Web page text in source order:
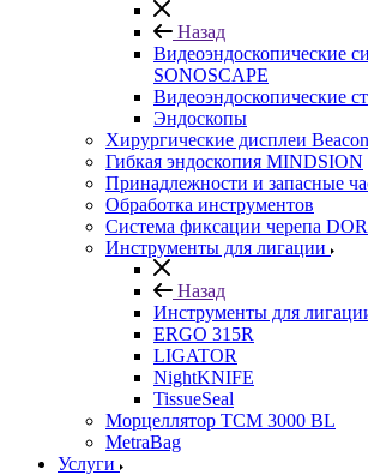
Назад
Видеоэндоскопические
SONOSCAPE
Видеоэндоскопические
Эндоскопы
Хирургические дисплеи Beacon
Гибкая эндоскопия MINDSION
Принадлежности и запасные
Обработка инструментов
Система фиксации черепа
Инструменты для лигации
Назад
Инструменты для
ERGO 315R
LIGATOR
NightKNIFE
TissueSeal
Морцеллятор ТСМ 3000 BL
MetraBag
Услуги